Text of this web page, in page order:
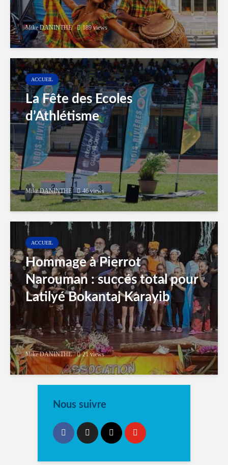
Mike DANINTHE 189 views
ACCUEIL
La Fête des Ecoles
d’Athlétisme
Mike DANINTHE 46 views
ACCUEIL
Hommage à Pierrot
Narouman : succés total pour
Latilyé Bokantaj Karayib
Mike DANINTHE 21 views
Nous suivre